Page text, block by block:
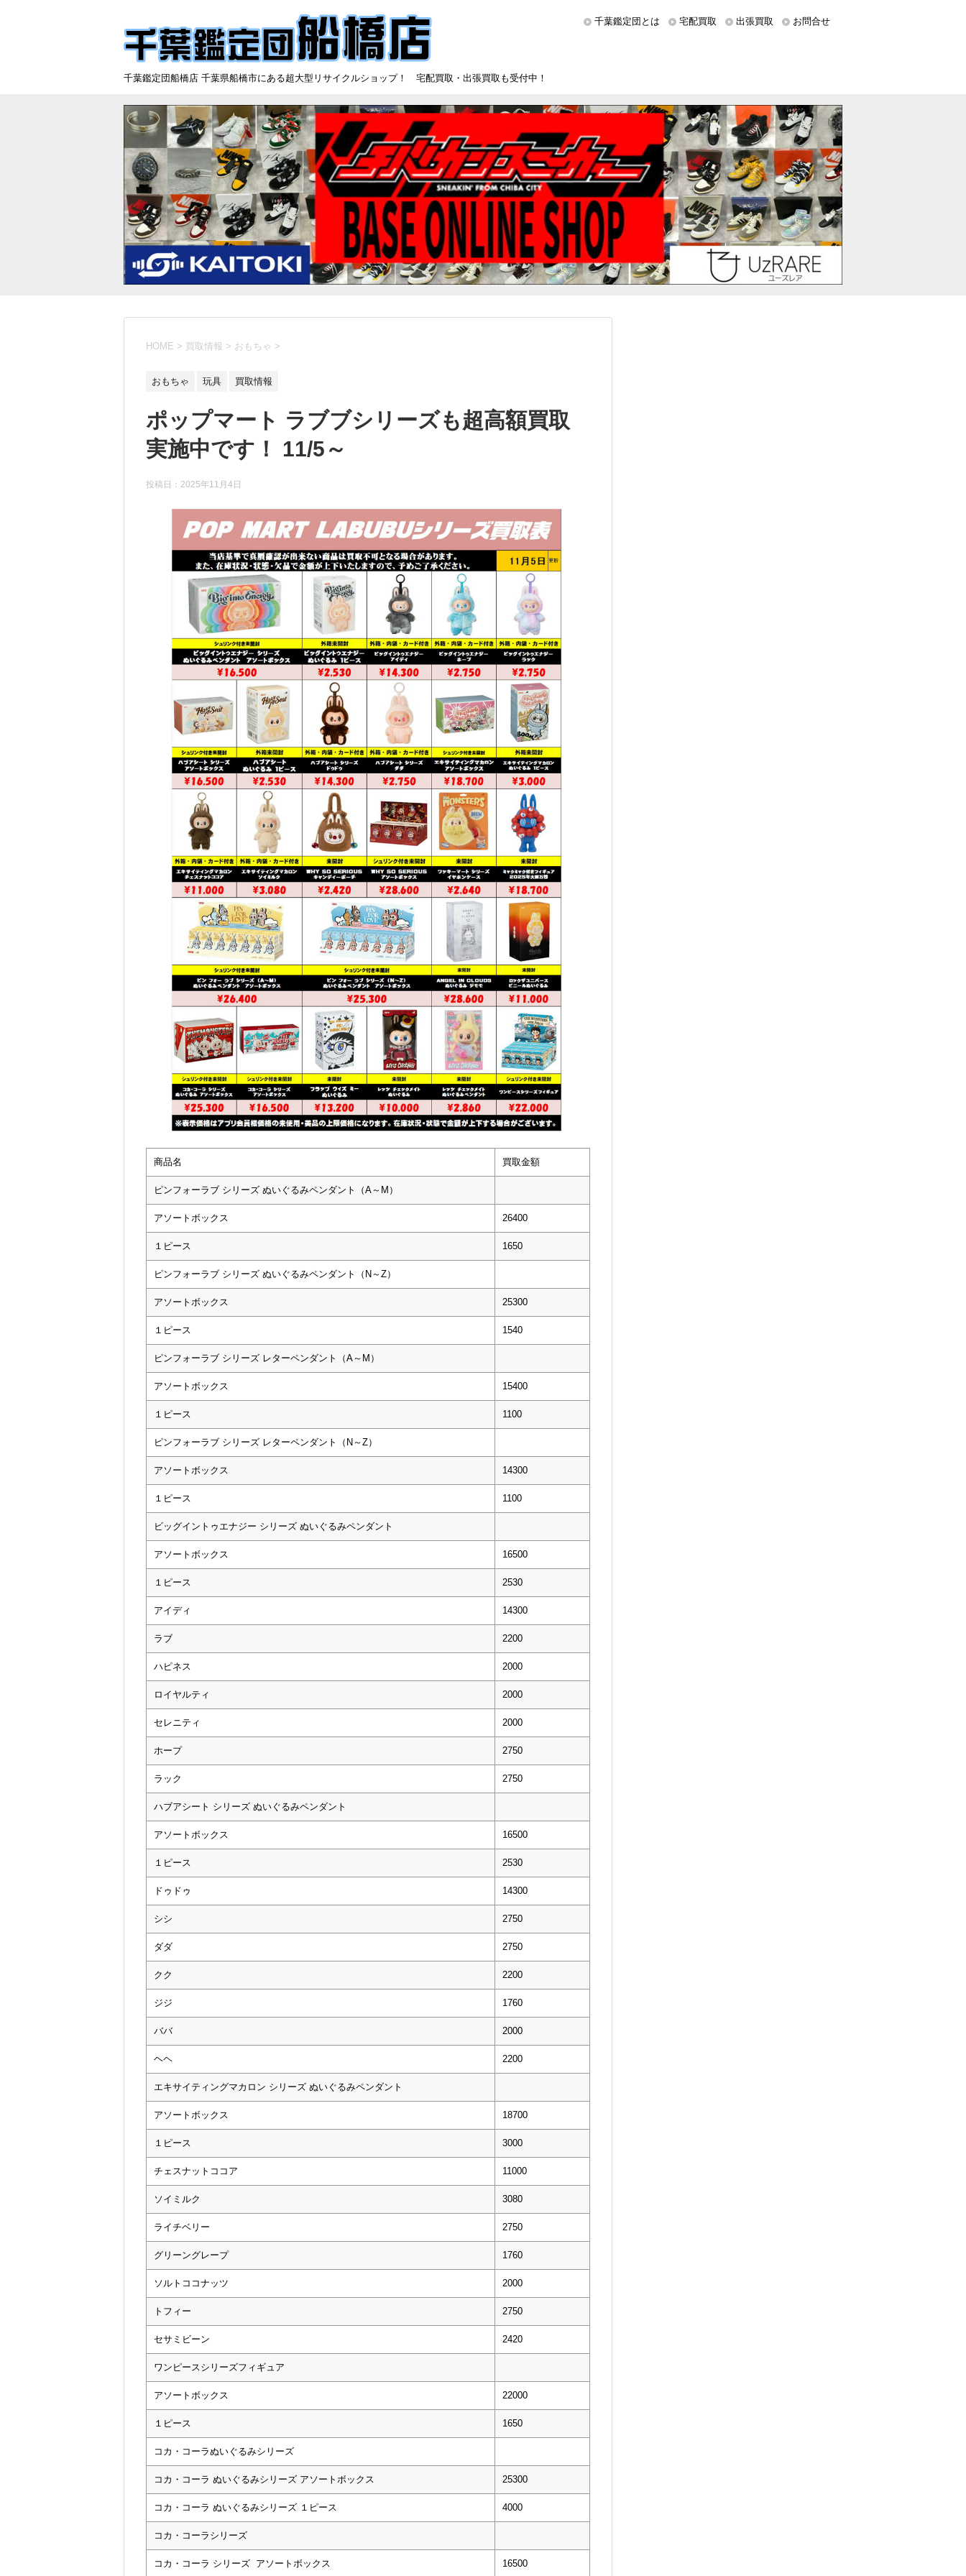
千葉鑑定団船橋店 千葉県船橋市にある超大型リサイクルショップ！ 宅配買取・出張買取も受付中！
千葉鑑定団とは 宅配買取 出張買取 お問合せ
HOME > 買取情報 > おもちゃ >
おもちゃ 玩具 買取情報
ポップマート ラブブシリーズも超高額買取
実施中です！ 11/5～
投稿日： 2025年11月4日
商品名 買取金額
ピンフォーラブ シリーズ ぬいぐるみペンダント（A～M）
アソートボックス 26400
１ピース 1650
ピンフォーラブ シリーズ ぬいぐるみペンダント（N～Z）
アソートボックス 25300
１ピース 1540
ピンフォーラブ シリーズ レターペンダント（A～M）
アソートボックス 15400
１ピース 1100
ピンフォーラブ シリーズ レターペンダント（N～Z）
アソートボックス 14300
１ピース 1100
ビッグイントゥエナジー シリーズ ぬいぐるみペンダント
アソートボックス 16500
１ピース 2530
アイディ 14300
ラブ 2200
ハピネス 2000
ロイヤルティ 2000
セレニティ 2000
ホープ 2750
ラック 2750
ハブアシート シリーズ ぬいぐるみペンダント
アソートボックス 16500
１ピース 2530
ドゥドゥ 14300
シシ 2750
ダダ 2750
クク 2200
ジジ 1760
ババ 2000
ヘヘ 2200
エキサイティングマカロン シリーズ ぬいぐるみペンダント
アソートボックス 18700
１ピース 3000
チェスナットココア 11000
ソイミルク 3080
ライチベリー 2750
グリーングレープ 1760
ソルトココナッツ 2000
トフィー 2750
セサミビーン 2420
ワンピースシリーズフィギュア
アソートボックス 22000
１ピース 1650
コカ・コーラぬいぐるみシリーズ
コカ・コーラ ぬいぐるみシリーズ アソートボックス 25300
コカ・コーラ ぬいぐるみシリーズ １ピース 4000
コカ・コーラシリーズ
コカ・コーラ シリーズ アソートボックス 16500